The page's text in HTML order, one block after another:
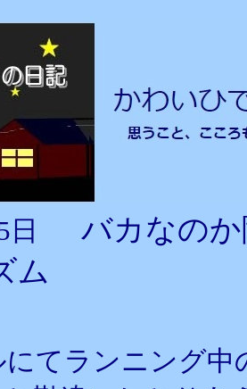
日
バカなの
ム
てランニング